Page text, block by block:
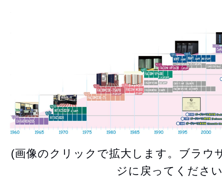
(画像のクリックで拡大します。ブラウ
ジに戻ってくださ